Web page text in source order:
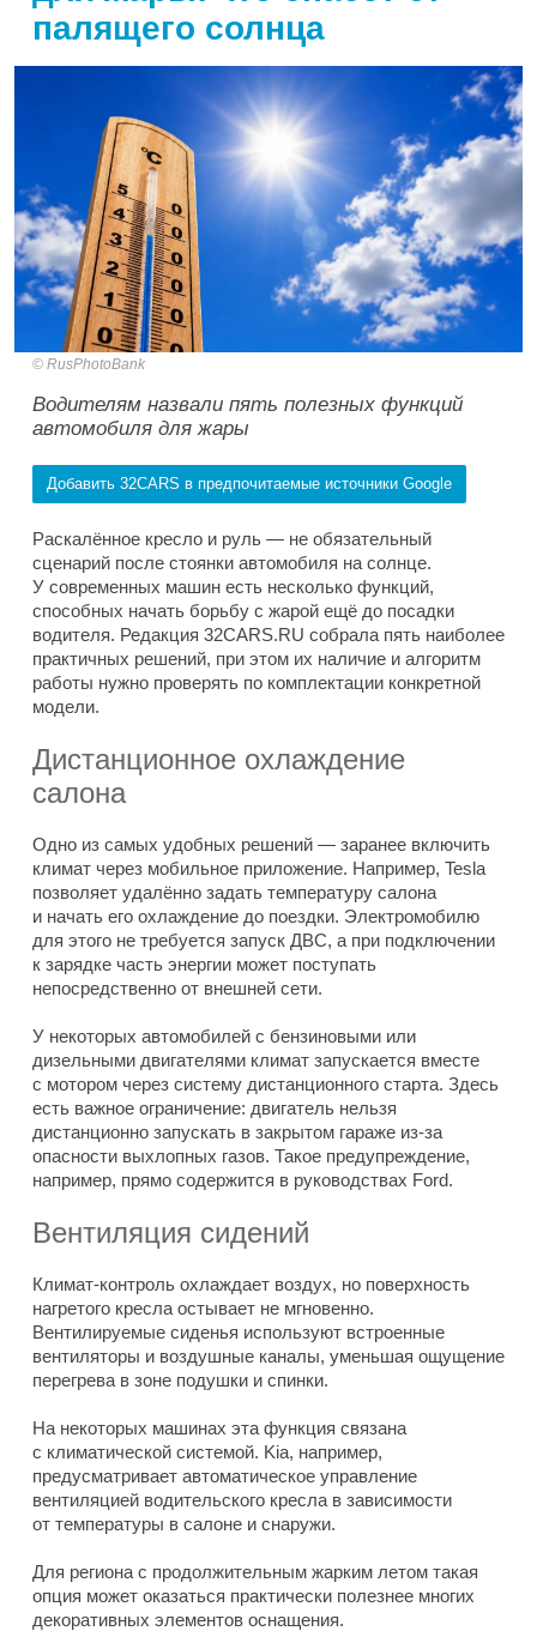
палящего солнца
RusPhotoBank
Водителям назвали пять полезных функций
автомобиля для жары
Добавить 32CARS в предпочитаемые источники Google
Раскалённое кресло и руль — не обязательный
сценарий после стоянки автомобиля на солнце.
У современных машин есть несколько функций,
способных начать борьбу с жарой ещё до посадки
водителя. Редакция 32CARS.RU собрала пять наиболее
практичных решений, при этом их наличие и алгоритм
работы нужно проверять по комплектации конкретной
модели.
Дистанционное охлаждение
салона
Одно из самых удобных решений — заранее включить
климат через мобильное приложение. Например, Tesla
позволяет удалённо задать температуру салона
и начать его охлаждение до поездки. Электромобилю
для этого не требуется запуск ДВС, а при подключении
к зарядке часть энергии может поступать
непосредственно от внешней сети.
У некоторых автомобилей с бензиновыми или
дизельными двигателями климат запускается вместе
с мотором через систему дистанционного старта. Здесь
есть важное ограничение: двигатель нельзя
дистанционно запускать в закрытом гараже из-за
опасности выхлопных газов. Такое предупреждение,
например, прямо содержится в руководствах Ford.
Вентиляция сидений
Климат-контроль охлаждает воздух, но поверхность
нагретого кресла остывает не мгновенно.
Вентилируемые сиденья используют встроенные
вентиляторы и воздушные каналы, уменьшая ощущение
перегрева в зоне подушки и спинки.
На некоторых машинах эта функция связана
с климатической системой. Kia, например,
предусматривает автоматическое управление
вентиляцией водительского кресла в зависимости
от температуры в салоне и снаружи.
Для региона с продолжительным жарким летом такая
опция может оказаться практически полезнее многих
декоративных элементов оснащения.